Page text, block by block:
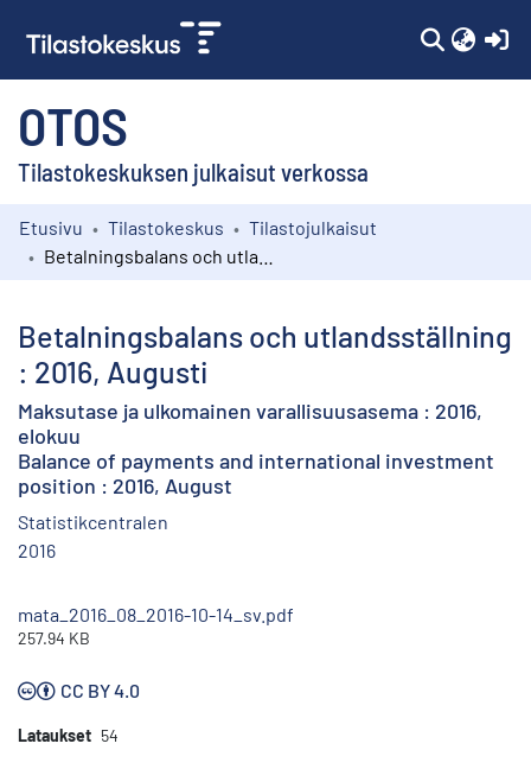
OTOS
Tilastokeskuksen julkaisut verkossa
Kokoelmat
Etusivu Tilastokeskus
Tilastojulkaisut
Betalningsbalans och utlandsställning
: 2016, Augusti
Maksutase ja ulkomainen varallisuusasema : 2016,
elokuu
Balance of payments and international investment
position : 2016, August
Statistikcentralen
2016
mata_2016_08_2016-10-14_sv.pdf
257.94 KB
CC BY 4.0
Lataukset 54